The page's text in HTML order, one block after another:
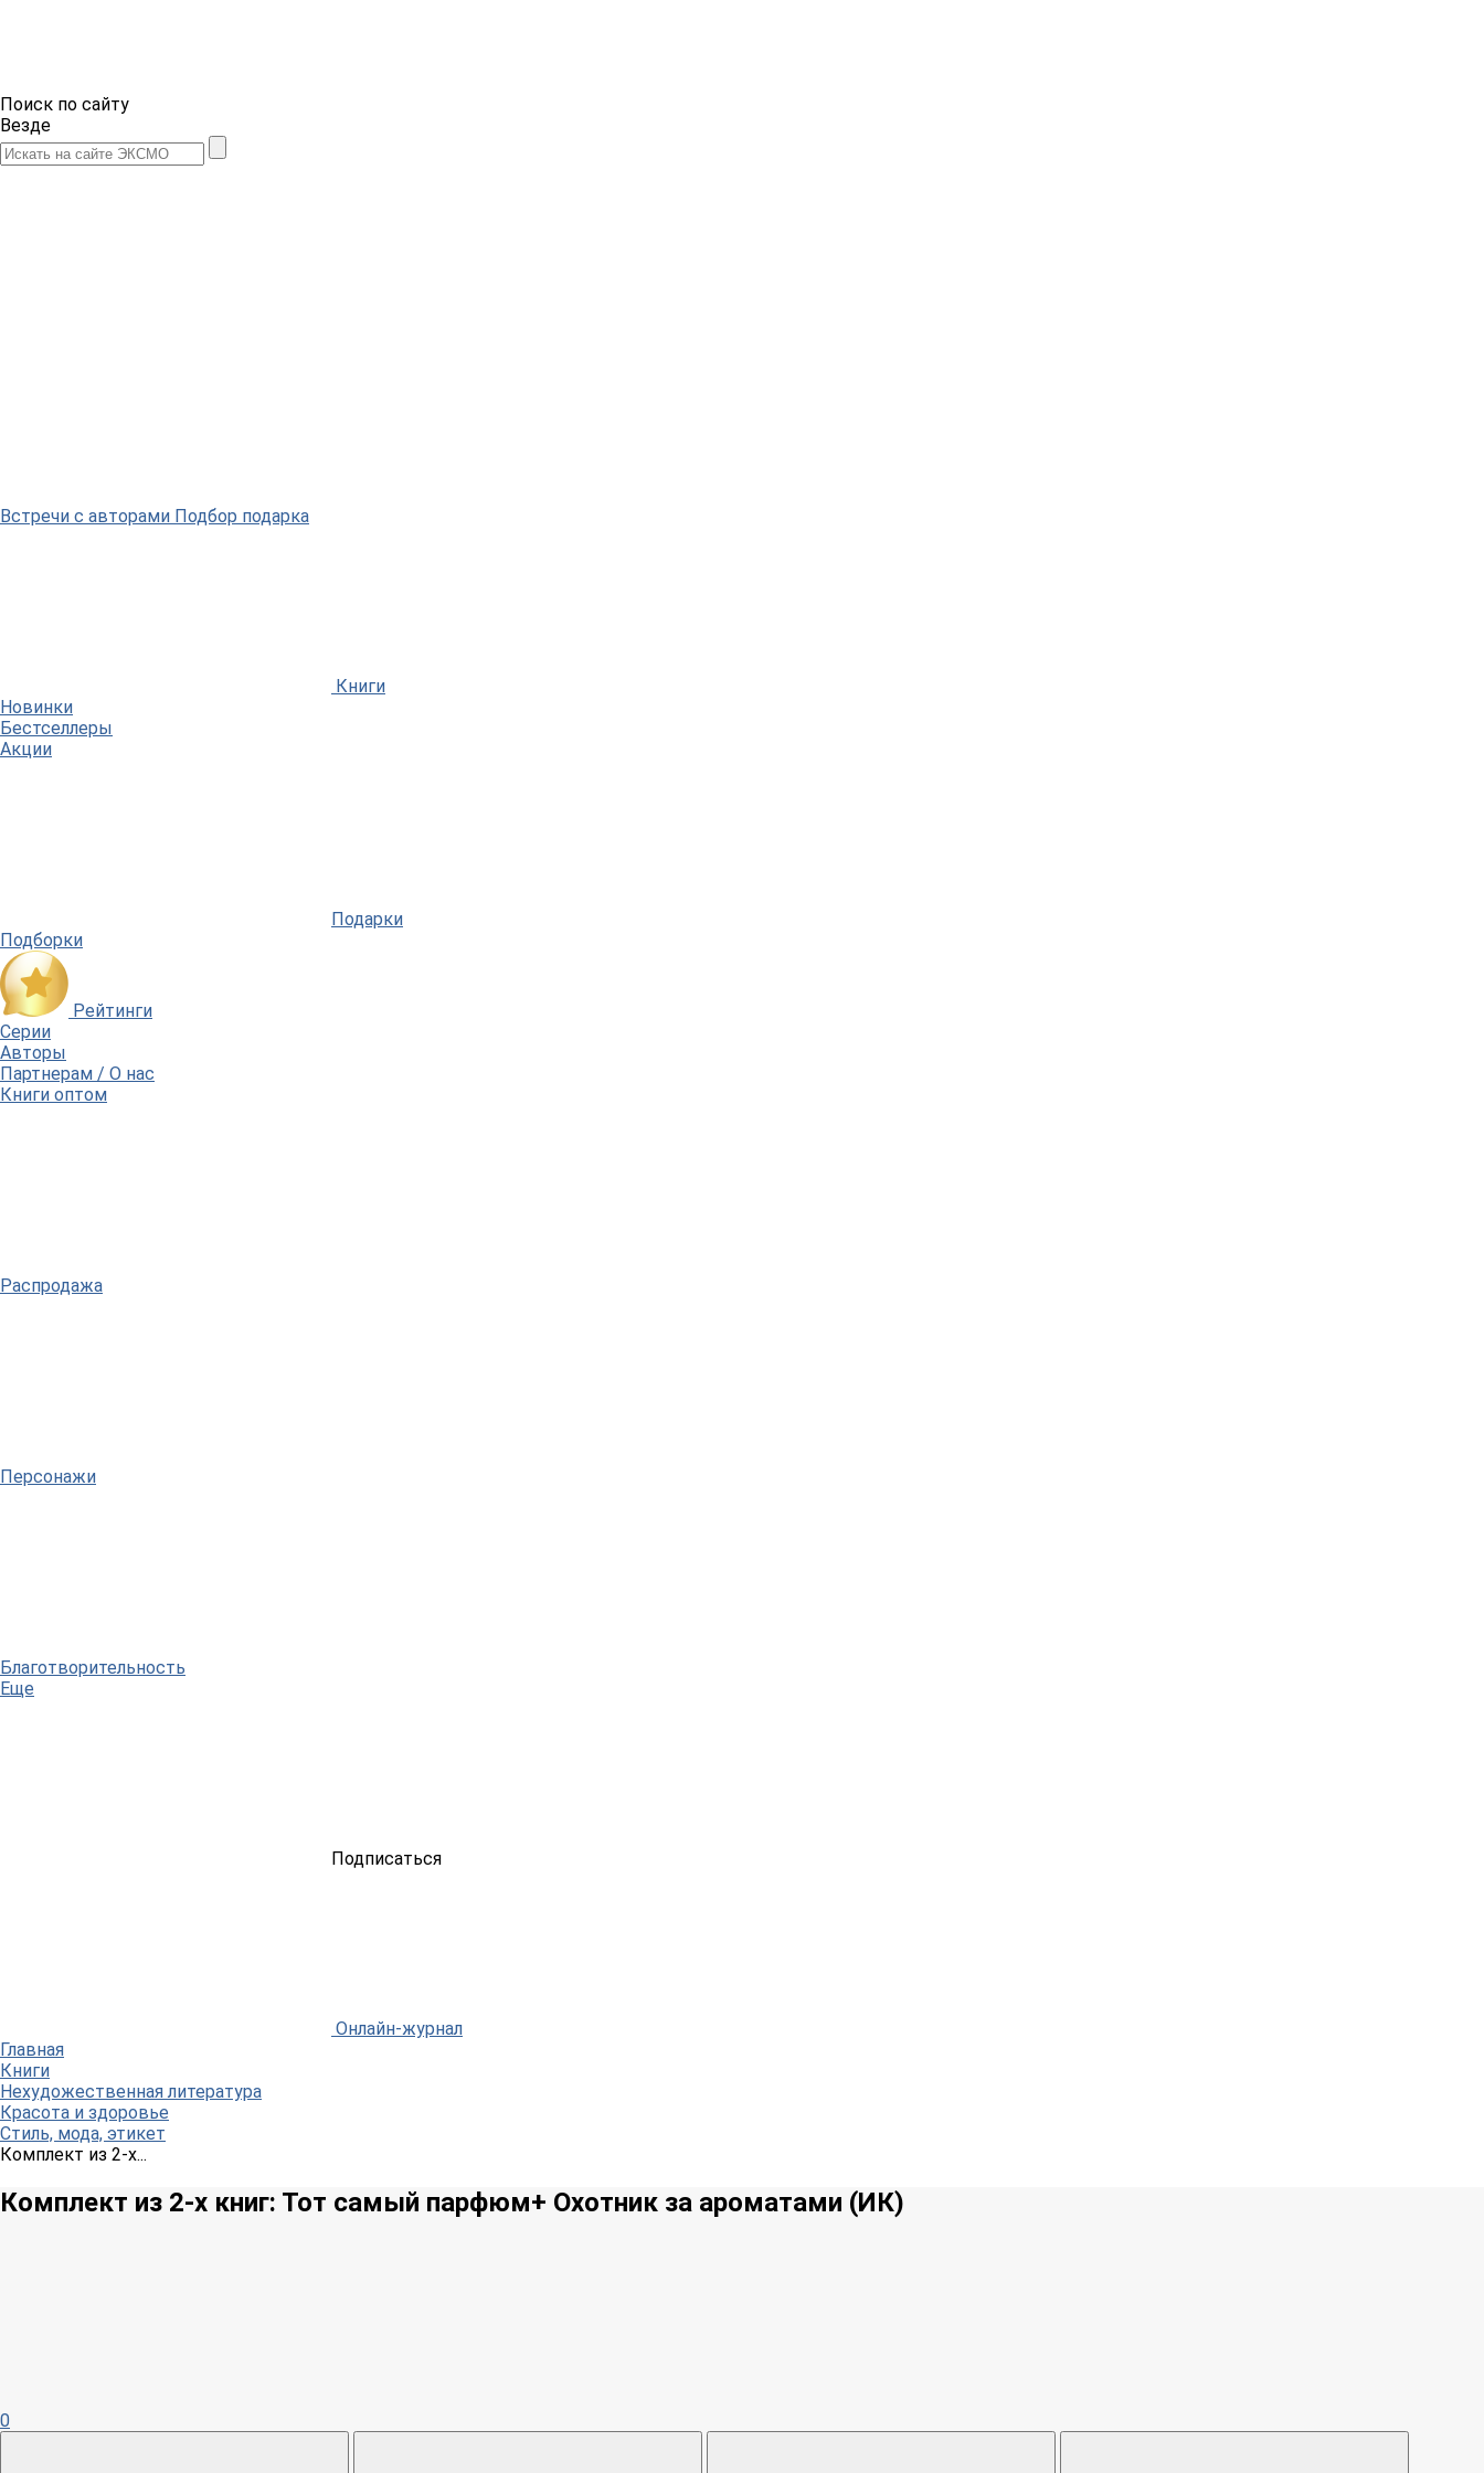
Поиск по сайту
Везде
Встречи с авторами Подбор подарка
Книги
Новинки
Бестселлеры
Акции
Подарки
Подборки
Рейтинги
Серии
Авторы
Партнерам / О нас
Книги оптом
Распродажа
Персонажи
Благотворительность
Еще
Подписаться
Онлайн-журнал
Главная
Книги
Нехудожественная литература
Красота и здоровье
Стиль, мода, этикет
Комплект из 2-х...
Комплект из 2-х книг: Тот самый парфюм+ Охотник за ароматами (ИК)
0